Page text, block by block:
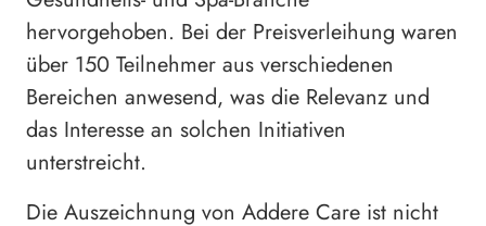
hervorgehoben. Bei der Preisverleihung waren
über 150 Teilnehmer aus verschiedenen
Bereichen anwesend, was die Relevanz und
das Interesse an solchen Initiativen
unterstreicht.
Die Auszeichnung von Addere Care ist nicht